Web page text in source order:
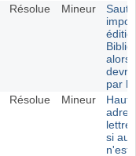
Résolue Mineur
Saut
alors
par
Résolue Mineur
si
n'est